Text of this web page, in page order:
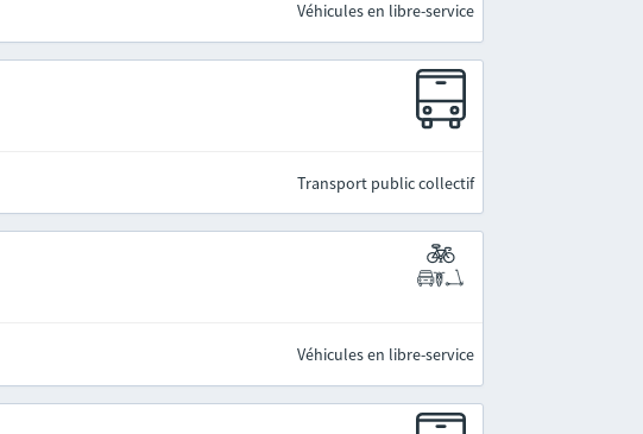
Véhicules en libre-service
Transport public collectif
Véhicules en libre-service